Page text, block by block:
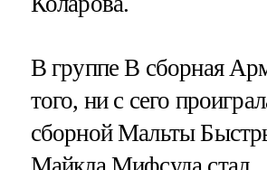
В группе В сборная
того, ни с сего
сборной Мальты